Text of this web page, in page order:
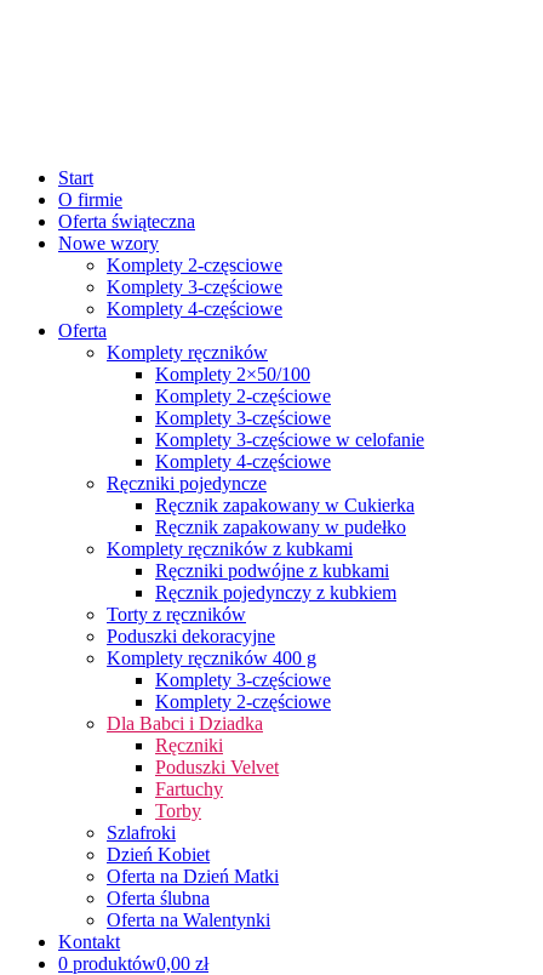
Start
O firmie
Oferta świąteczna
Nowe wzory
Komplety 2-częsciowe
Komplety 3-częściowe
Komplety 4-częściowe
Oferta
Komplety ręczników
Komplety 2×50/100
Komplety 2-częściowe
Komplety 3-częściowe
Komplety 3-częściowe w celofanie
Komplety 4-częściowe
Ręczniki pojedyncze
Ręcznik zapakowany w Cukierka
Ręcznik zapakowany w pudełko
Komplety ręczników z kubkami
Ręczniki podwójne z kubkami
Ręcznik pojedynczy z kubkiem
Torty z ręczników
Poduszki dekoracyjne
Komplety ręczników 400 g
Komplety 3-częściowe
Komplety 2-częściowe
Dla Babci i Dziadka
Ręczniki
Poduszki Velvet
Fartuchy
Torby
Szlafroki
Dzień Kobiet
Oferta na Dzień Matki
Oferta ślubna
Oferta na Walentynki
Kontakt
0 produktów0,00 zł